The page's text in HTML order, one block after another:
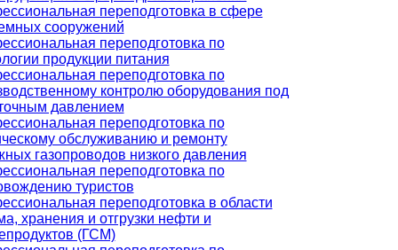
переподготовка в сфере
сооружений
переподготовка по
продукции питания
переподготовка по
контролю оборудования под
давлением
переподготовка по
обслуживанию и ремонту
газопроводов низкого давления
переподготовка по
туристов
переподготовка в области
хранения и отгрузки нефти и
(ГСМ)